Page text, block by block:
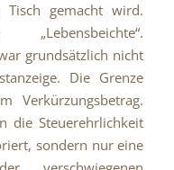
gemacht wird.
grundsätzlich nicht
Die Grenze
Verkürzungsbetrag.
die Steuerehrlichkeit
sondern nur eine